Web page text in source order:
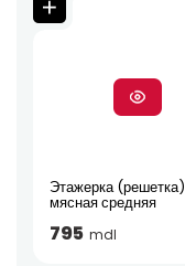
Этажерка (решетка)
мясная средняя
795 mdl